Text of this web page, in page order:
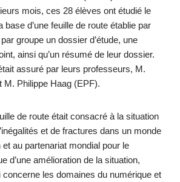
mois, ces 28 élèves ont étudié le
base d’une feuille de route établie par
groupe un dossier d’étude, une
ainsi qu’un résumé de leur dossier.
assuré par leurs professeurs, M.
M. Philippe Haag (EPF).
de route était consacré à la situation
et de fractures dans un monde
au partenariat mondial pour le
d’une amélioration de la situation,
les domaines du numérique et